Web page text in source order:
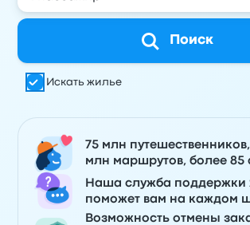
Поиск
Искать жилье
75 млн
млн маршрутов, более 85
Наша служба поддержки
поможет вам на каждом
Возможность отмены